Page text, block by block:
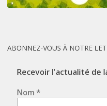
ABONNEZ-VOUS À NOTRE
Recevoir l'actualité de
Nom *